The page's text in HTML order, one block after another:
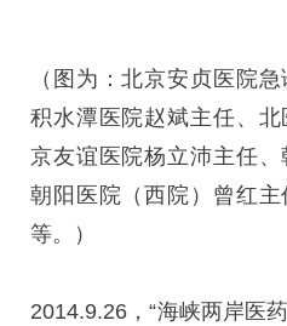
（图为：北京安贞医院
积水潭医院赵斌主任、
京友谊医院杨立沛主任、
朝阳医院（西院）曾红
等。）
2014.9.26，“海峡两岸医